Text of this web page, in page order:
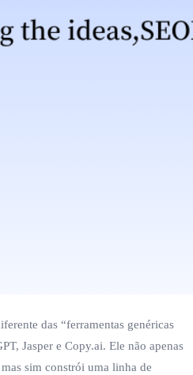
das “ferramentas genéricas
Jasper e Copy.ai. Ele não apenas
sim constrói uma linha de